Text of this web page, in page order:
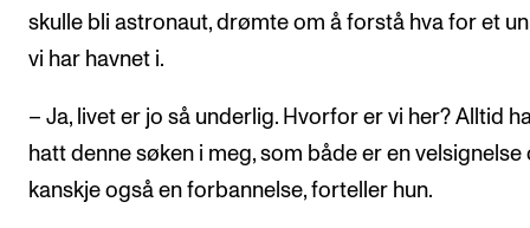
skulle bli astronaut, drømte om å forstå hva for et
vi har havnet i.
– Ja, livet er jo så underlig. Hvorfor er vi her? Alltid
hatt denne søken i meg, som både er en velsignelse
kanskje også en forbannelse, forteller hun.